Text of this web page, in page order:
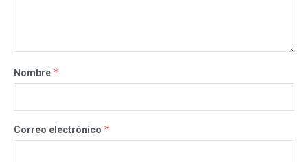
Nombre *
Correo electrónico *